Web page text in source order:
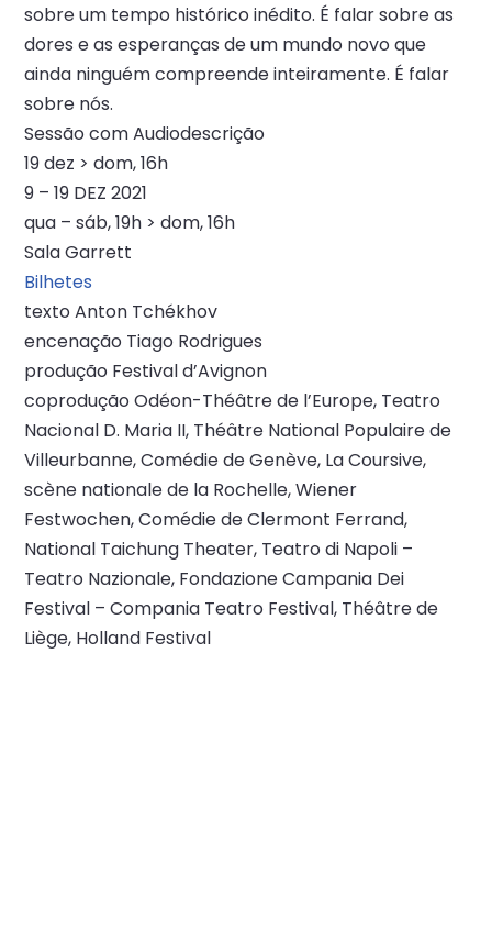
sobre um tempo histórico inédito. É falar sobre as
dores e as esperanças de um mundo novo que
ainda ninguém compreende inteiramente. É falar
sobre nós.
Sessão com Audiodescrição
19 dez > dom, 16h
9 – 19 DEZ 2021
qua – sáb, 19h > dom, 16h
Sala Garrett
Bilhetes
texto Anton Tchékhov
encenação Tiago Rodrigues
produção Festival d’Avignon
coprodução Odéon-Théâtre de l’Europe, Teatro
Nacional D. Maria II, Théâtre National Populaire de
Villeurbanne, Comédie de Genève, La Coursive,
scène nationale de la Rochelle, Wiener
Festwochen, Comédie de Clermont Ferrand,
National Taichung Theater, Teatro di Napoli –
Teatro Nazionale, Fondazione Campania Dei
Festival – Compania Teatro Festival, Théâtre de
Liège, Holland Festival